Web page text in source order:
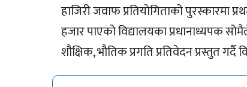
हाजिरी जवाफ प्रतियोगिताको पुरस्कारमा
हजार पाएको विद्यालयका प्रधानाध्यपक
शौक्षिक, भौतिक प्रगति प्रतिवेदन प्रस्तुत